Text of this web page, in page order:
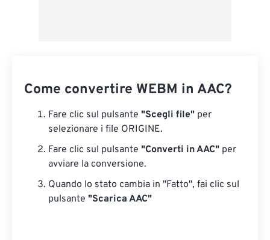
Come convertire WEBM in AAC?
Fare clic sul pulsante "Scegli file" per
selezionare i file ORIGINE.
Fare clic sul pulsante "Converti in AAC" per
avviare la conversione.
Quando lo stato cambia in "Fatto", fai clic sul
pulsante "Scarica AAC"